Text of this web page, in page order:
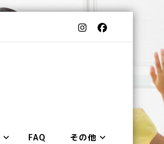
FAQ その他